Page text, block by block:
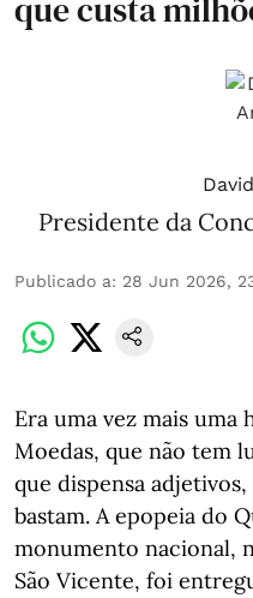
que custa
Presidente da
Publicado a: 28 Jun 2026,
Era uma vez mais uma
Moedas, que não tem
que dispensa
bastam. A epopeia do
monumento nacional,
São Vicente, foi